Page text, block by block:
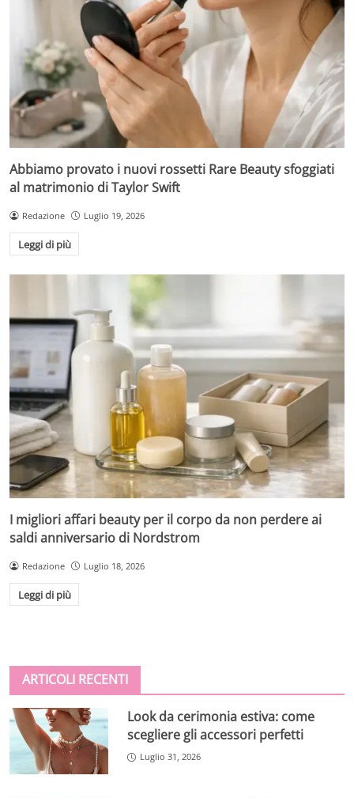
Abbiamo provato i nuovi rossetti Rare Beauty sfoggiati
al matrimonio di Taylor Swift
Redazione Luglio 19, 2026
Leggi di più
I migliori affari beauty per il corpo da non perdere ai
saldi anniversario di Nordstrom
Redazione Luglio 18, 2026
Leggi di più
ARTICOLI RECENTI
Look da cerimonia estiva: come
scegliere gli accessori perfetti
Luglio 31, 2026